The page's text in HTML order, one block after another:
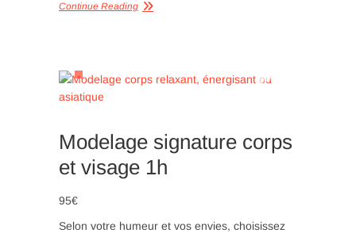
Continue Reading
Modelage signature corps
et visage 1h
95€
Selon votre humeur et vos envies, choisissez